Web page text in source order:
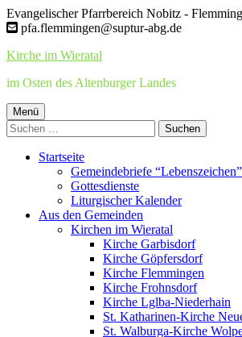
Springe
zum
Evangelischer Pfarrbereich Nobitz -
pfa.flemmingen@suptur-abg.de
Kirche im Wieratal
im Osten des Altenburger Landes
Primäres
Menü
Menü
Suchen
nach:
Startseite
Gemeindebriefe “Lebenszeichen”
Gottesdienste
Liturgischer Kalender
Aus den Gemeinden
Kirchen im Wieratal
Kirche Garbisdorf
Kirche Göpfersdorf
Kirche Flemmingen
Kirche Frohnsdorf
Kirche Lglba-Niederhain
St. Katharinen-Kirche
St. Walburga-Kirche